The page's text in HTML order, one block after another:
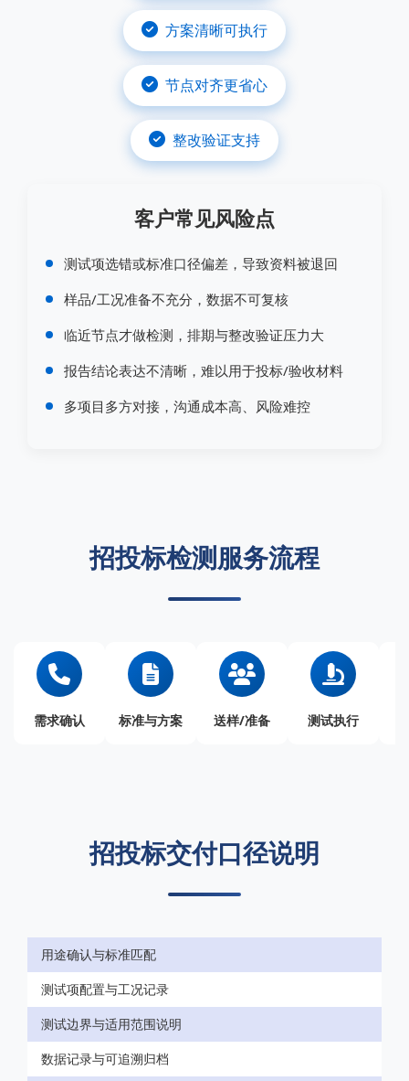
客户常见风险点
测试项选错或标准口径偏差，导致资料被退回
样品/工况准备不充分，数据不可复核
临近节点才做检测，排期与整改验证压力大
报告结论表达不清晰，难以用于投标/验收材料
多项目多方对接，沟通成本高、风险难控
方案清晰可执行
节点对齐更省心
整改验证支持
招投标检测服务流程
需求确认 标准与方案 送样/准备 测试执行
招投标交付口径说明
用途确认与标准匹配
测试项配置与工况记录
测试边界与适用范围说明
数据记录与可追溯归档